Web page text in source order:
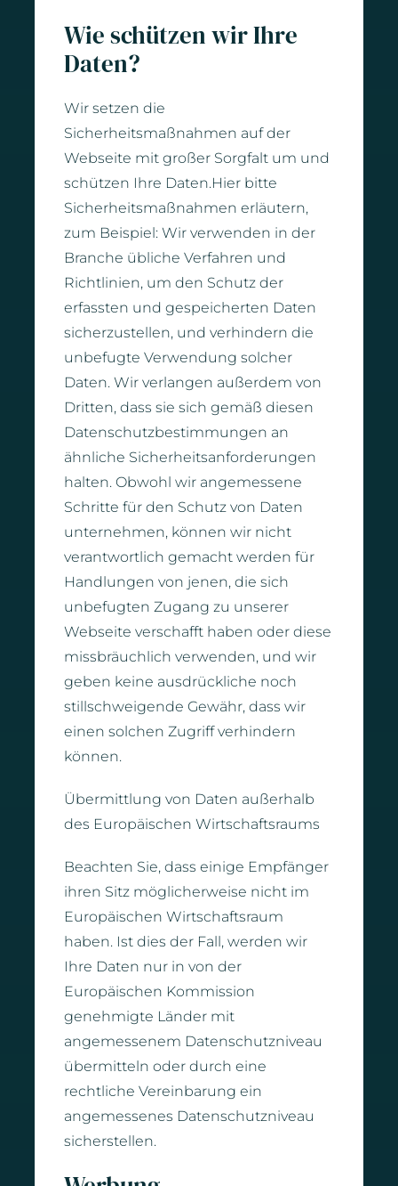
Wie schützen wir Ihre
Daten?
Wir setzen die
Sicherheitsmaßnahmen auf der
Webseite mit großer Sorgfalt um und
schützen Ihre Daten.Hier bitte
Sicherheitsmaßnahmen erläutern,
zum Beispiel: Wir verwenden in der
Branche übliche Verfahren und
Richtlinien, um den Schutz der
erfassten und gespeicherten Daten
sicherzustellen, und verhindern die
unbefugte Verwendung solcher
Daten. Wir verlangen außerdem von
Dritten, dass sie sich gemäß diesen
Datenschutzbestimmungen an
ähnliche Sicherheitsanforderungen
halten. Obwohl wir angemessene
Schritte für den Schutz von Daten
unternehmen, können wir nicht
verantwortlich gemacht werden für
Handlungen von jenen, die sich
unbefugten Zugang zu unserer
Webseite verschafft haben oder diese
missbräuchlich verwenden, und wir
geben keine ausdrückliche noch
stillschweigende Gewähr, dass wir
einen solchen Zugriff verhindern
können.
Übermittlung von Daten außerhalb
des Europäischen Wirtschaftsraums
Beachten Sie, dass einige Empfänger
ihren Sitz möglicherweise nicht im
Europäischen Wirtschaftsraum
haben. Ist dies der Fall, werden wir
Ihre Daten nur in von der
Europäischen Kommission
genehmigte Länder mit
angemessenem Datenschutzniveau
übermitteln oder durch eine
rechtliche Vereinbarung ein
angemessenes Datenschutzniveau
sicherstellen.